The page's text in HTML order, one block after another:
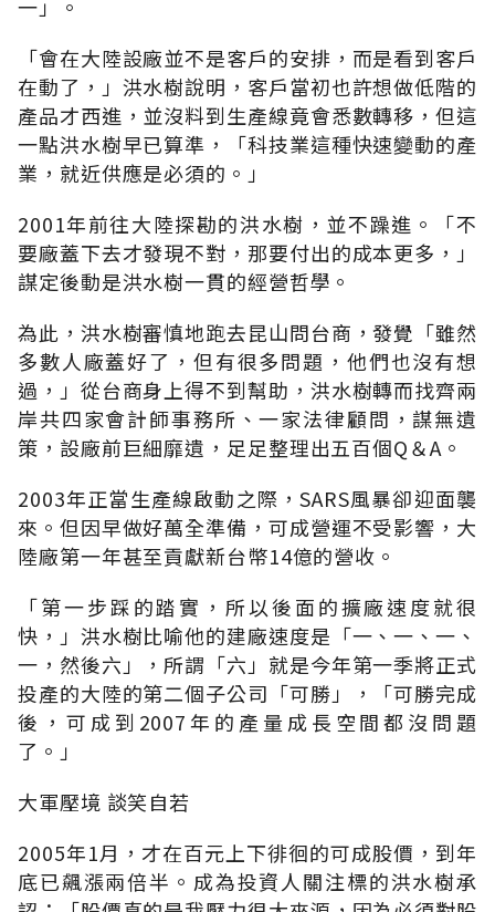
一」。
「會在大陸設廠並不是客戶的安排，而是看到客戶
在動了，」洪水樹說明，客戶當初也許想做低階的
產品才西進，並沒料到生產線竟會悉數轉移，但這
一點洪水樹早已算準，「科技業這種快速變動的產
業，就近供應是必須的。」
2001年前往大陸探勘的洪水樹，並不躁進。「不
要廠蓋下去才發現不對，那要付出的成本更多，」
謀定後動是洪水樹一貫的經營哲學。
為此，洪水樹審慎地跑去昆山問台商，發覺「雖然
多數人廠蓋好了，但有很多問題，他們也沒有想
過，」從台商身上得不到幫助，洪水樹轉而找齊兩
岸共四家會計師事務所、一家法律顧問，謀無遺
策，設廠前巨細靡遺，足足整理出五百個Q＆A。
2003年正當生產線啟動之際，SARS風暴卻迎面襲
來。但因早做好萬全準備，可成營運不受影響，大
陸廠第一年甚至貢獻新台幣14億的營收。
「第一步踩的踏實，所以後面的擴廠速度就很
快，」洪水樹比喻他的建廠速度是「一、一、一、
一，然後六」，所謂「六」就是今年第一季將正式
投產的大陸的第二個子公司「可勝」，「可勝完成
後，可成到2007年的產量成長空間都沒問題
了。」
大軍壓境 談笑自若
2005年1月，才在百元上下徘徊的可成股價，到年
底已飆漲兩倍半。成為投資人關注標的洪水樹承